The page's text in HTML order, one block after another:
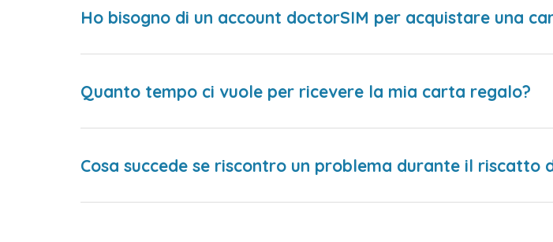
Ho bisogno di un account doctorSIM per acquistare una
Quanto tempo ci vuole per ricevere la mia carta regalo?
Cosa succede se riscontro un problema durante il riscatto